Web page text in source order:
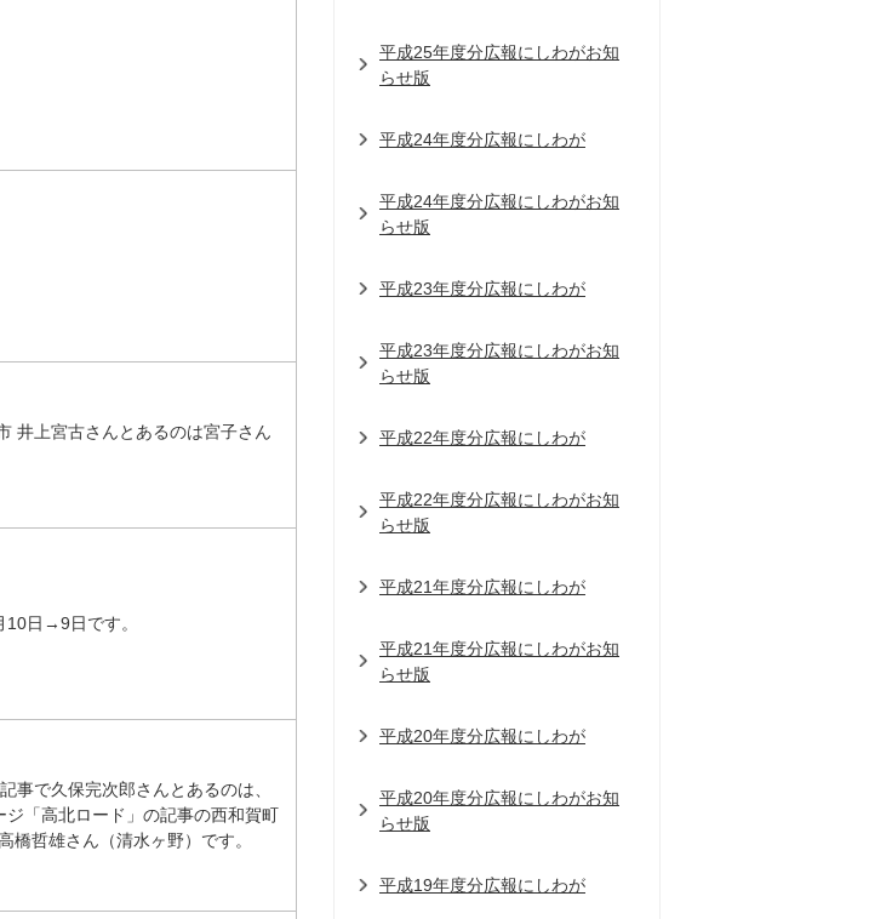
井上宮古さんとあるのは宮子さん
10日→9日です。
事で久保完次郎さんとあるのは、
「高北ロード」の記事の西和賀町
橋哲雄さん（清水ヶ野）です。
平成25年度分広報にしわがお知
らせ版
平成24年度分広報にしわが
平成24年度分広報にしわがお知
らせ版
平成23年度分広報にしわが
平成23年度分広報にしわがお知
らせ版
平成22年度分広報にしわが
平成22年度分広報にしわがお知
らせ版
平成21年度分広報にしわが
平成21年度分広報にしわがお知
らせ版
平成20年度分広報にしわが
平成20年度分広報にしわがお知
らせ版
平成19年度分広報にしわが